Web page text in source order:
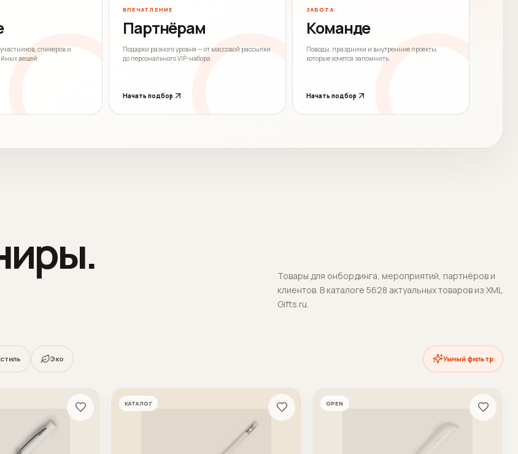
спикеров и
вещей.
ВПЕЧАТЛЕНИЕ
Партнёрам
Подарки разного уровня — от массовой рассылки
до персонального VIP-набора.
Начать подбор
ЗАБОТА
Команде
Поводы, праздники и внутренние проекты,
которые хочется запомнить.
Начать подбор
Товары для онбординга, мероприятий, партнёров и
клиентов. В каталоге 5628 актуальных товаров из XML
Gifts.ru.
Эко Умный фильтр
КАТАЛОГ OPEN